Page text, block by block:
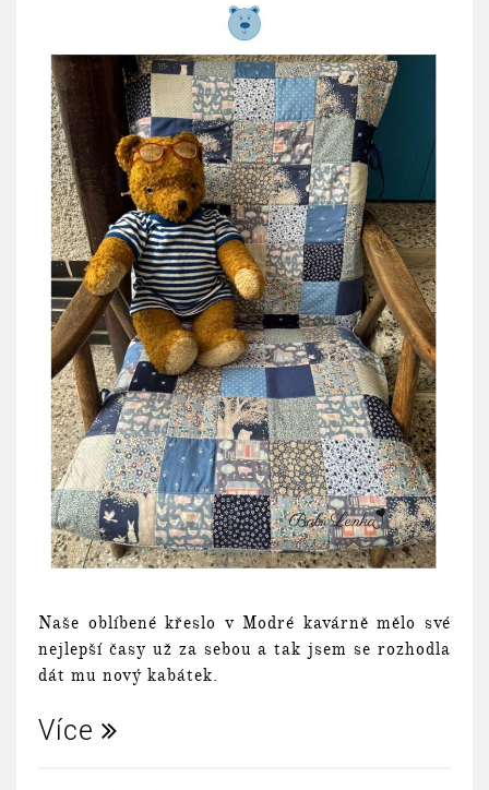
Naše oblíbené křeslo v Modré kavárně mělo své
nejlepší časy už za sebou a tak jsem se rozhodla
dát mu nový kabátek.
Více